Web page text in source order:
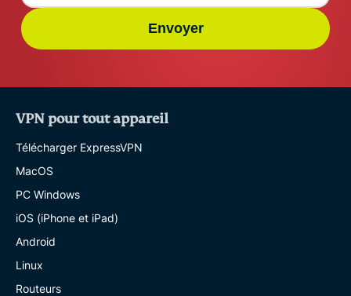
Envoyer
VPN pour tout appareil
Télécharger ExpressVPN
MacOS
PC Windows
iOS (iPhone et iPad)
Android
Linux
Routeurs